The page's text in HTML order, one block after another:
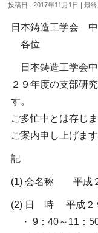
投稿日 : 2017年11月1日 最
日本鋳造工学会
各位
日本鋳造工学会
２９年度の支部研
す。
ご多忙中とは存じ
ご案内申し上げます
記
(1) 会名称 平成
(2) 日 時 平成２９
・ 9：40～11：